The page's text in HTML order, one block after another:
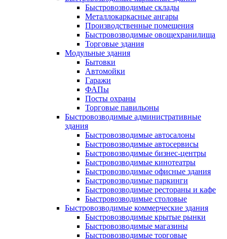
Быстровозводимые склады
Металлокаркасные ангары
Производственные помещения
Быстровозводимые овощехранилища
Торговые здания
Модульные здания
Бытовки
Автомойки
Гаражи
ФАПы
Посты охраны
Торговые павильоны
Быстровозводимые административные
здания
Быстровозводимые автосалоны
Быстровозводимые автосервисы
Быстровозводимые бизнес-центры
Быстровозводимые кинотеатры
Быстровозводимые офисные здания
Быстровозводимые паркинги
Быстровозводимые рестораны и кафе
Быстровозводимые столовые
Быстровозводимые коммерческие здания
Быстровозводимые крытые рынки
Быстровозводимые магазины
Быстровозводимые торговые